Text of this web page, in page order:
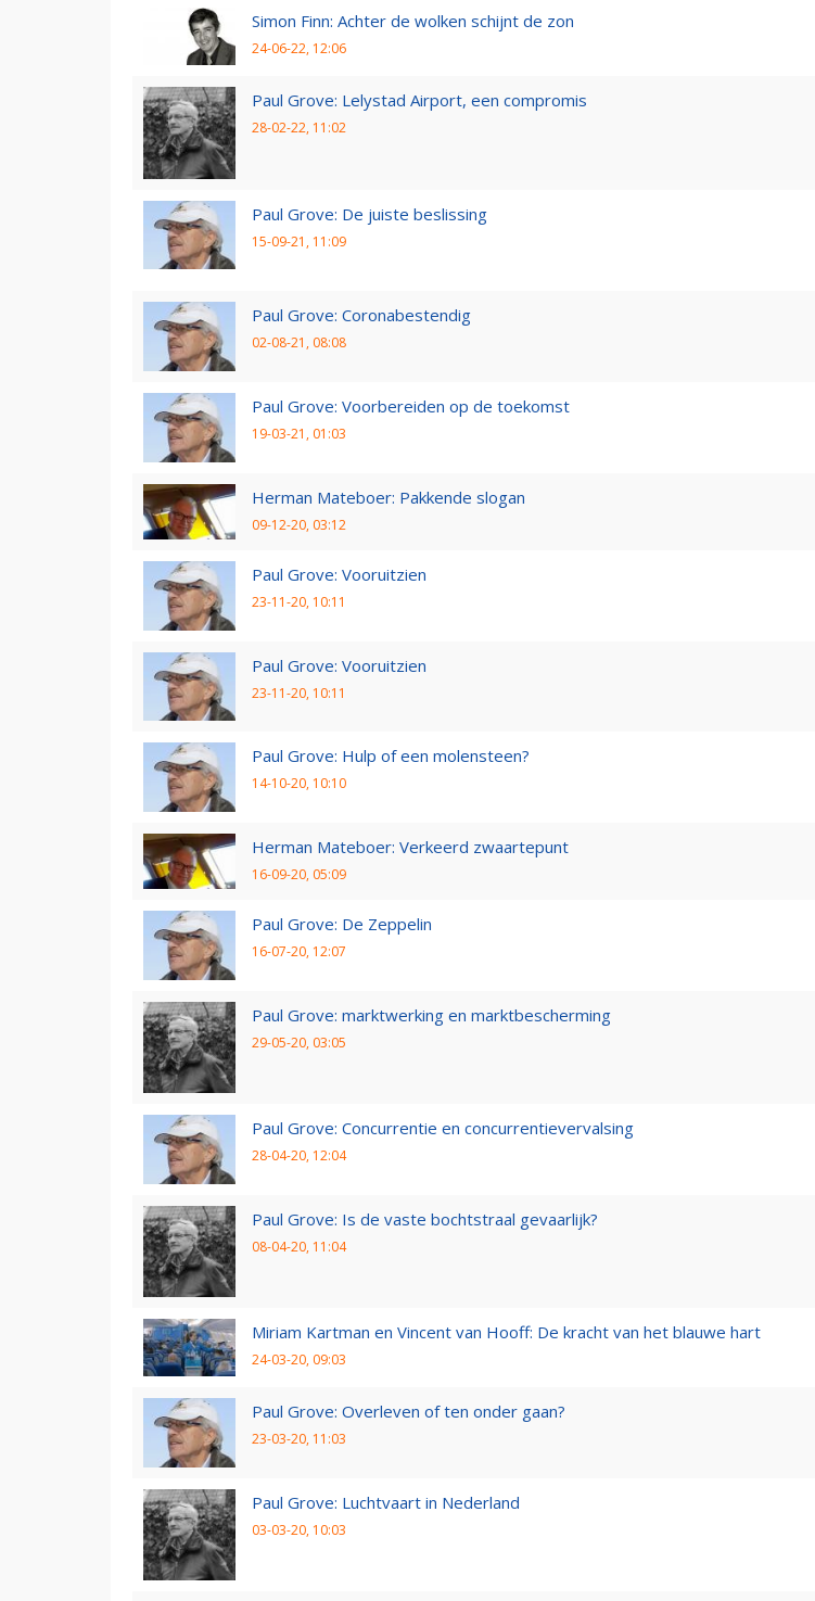
Simon Finn: Achter de wolken schijnt de zon
24-06-22, 12:06
Paul Grove: Lelystad Airport, een compromis
28-02-22, 11:02
Paul Grove: De juiste beslissing
15-09-21, 11:09
Paul Grove: Coronabestendig
02-08-21, 08:08
Paul Grove: Voorbereiden op de toekomst
19-03-21, 01:03
Herman Mateboer: Pakkende slogan
09-12-20, 03:12
Paul Grove: Vooruitzien
23-11-20, 10:11
Paul Grove: Vooruitzien
23-11-20, 10:11
Paul Grove: Hulp of een molensteen?
14-10-20, 10:10
Herman Mateboer: Verkeerd zwaartepunt
16-09-20, 05:09
Paul Grove: De Zeppelin
16-07-20, 12:07
Paul Grove: marktwerking en marktbescherming
29-05-20, 03:05
Paul Grove: Concurrentie en concurrentievervalsing
28-04-20, 12:04
Paul Grove: Is de vaste bochtstraal gevaarlijk?
08-04-20, 11:04
Miriam Kartman en Vincent van Hooff: De kracht van het blauwe hart
24-03-20, 09:03
Paul Grove: Overleven of ten onder gaan?
23-03-20, 11:03
Paul Grove: Luchtvaart in Nederland
03-03-20, 10:03